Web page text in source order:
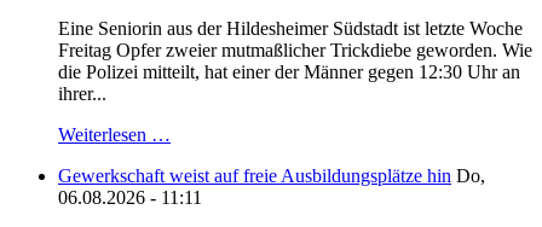
Eine Seniorin aus der Hildesheimer Südstadt ist letzte Woche
Freitag Opfer zweier mutmaßlicher Trickdiebe geworden. Wie
die Polizei mitteilt, hat einer der Männer gegen 12:30 Uhr an
ihrer...
Weiterlesen …
Gewerkschaft weist auf freie Ausbildungsplätze hin Do,
06.08.2026 - 11:11